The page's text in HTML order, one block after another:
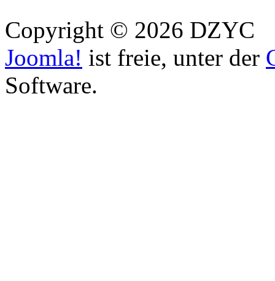
Copyright © 2026 DZYC
Joomla! ist freie, unter der
Software.